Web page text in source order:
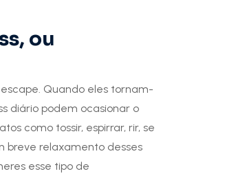
ou
Quando eles tornam-
diário podem ocasionar o
como tossir, espirrar, rir, se
breve relaxamento desses
esse tipo de